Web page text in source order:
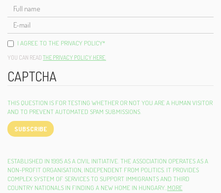
FULL
NAME
MAIL
I AGREE TO THE PRIVACY POLICY*
YOU CAN READ THE PRIVACY POLICY HERE.
CAPTCHA
THIS QUESTION IS FOR TESTING WHETHER OR NOT YOU ARE A HUMAN VISITOR
AND TO PREVENT AUTOMATED SPAM SUBMISSIONS.
SUBSCRIBE
ESTABLISHED IN 1995 AS A CIVIL INITIATIVE. THE ASSOCIATION OPERATES AS A
NON-PROFIT ORGANISATION, INDEPENDENT FROM POLITICS. IT PROVIDES
COMPLEX SYSTEM OF SERVICES TO SUPPORT IMMIGRANTS AND THIRD
COUNTRY NATIONALS IN FINDING A NEW HOME IN HUNGARY... MORE